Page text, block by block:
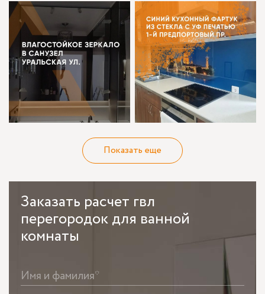
Показать еще
Заказать расчет гвл
перегородок для ванной
комнаты
Имя и фамилия*